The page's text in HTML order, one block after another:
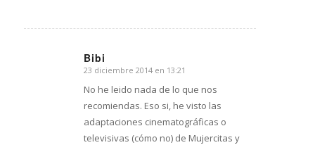
Bibi
Dice:
23 diciembre 2014 en 13:21
No he leido nada de lo que nos
recomiendas. Eso si, he visto las
adaptaciones cinematográficas o
televisivas (cómo no) de Mujercitas y